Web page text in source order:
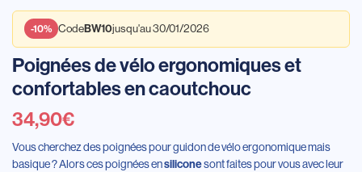
-10% CodeBW10jusqu'au 30/01/2026
Poignées de vélo ergonomiques et
confortables en caoutchouc
34,90€
Vous cherchez des poignées pour guidon de vélo ergonomique mais
basique ? Alors ces poignées ensiliconesont faites pour vous avec leur